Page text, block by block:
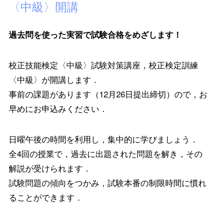
〈中級〉開講
過去問を使った実習で試験合格をめざします！
校正技能検定〈中級〉試験対策講座，校正検定訓練
〈中級〉が開講します．
事前の課題があります（12月26日提出締切）ので，お
早めにお申込みください．
日曜午後の時間を利用し，集中的に学びましょう．
全4回の授業で，過去に出題された問題を解き，その
解説が受けられます．
試験問題の傾向をつかみ，試験本番の制限時間に慣れ
ることができます．